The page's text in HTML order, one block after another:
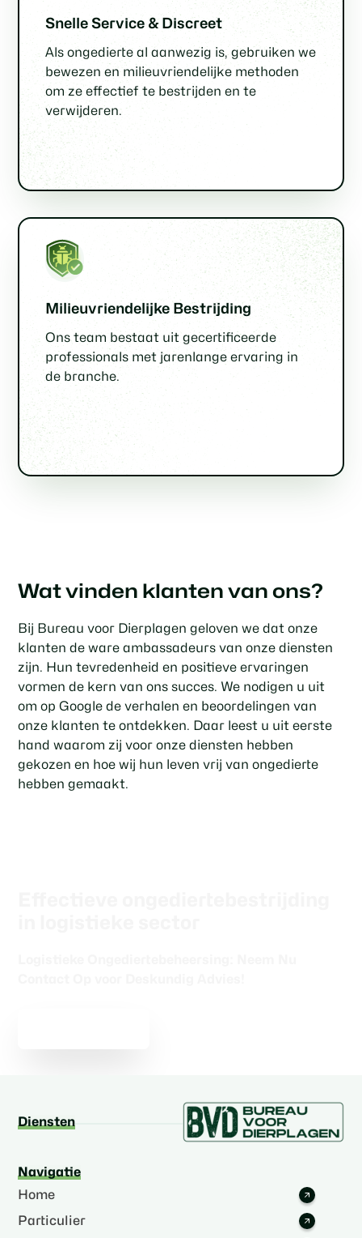
Snelle Service & Discreet
Als ongedierte al aanwezig is, gebruiken we
bewezen en milieuvriendelijke methoden
om ze effectief te bestrijden en te
verwijderen.
Milieuvriendelijke Bestrijding
Ons team bestaat uit gecertificeerde
professionals met jarenlange ervaring in
de branche.
Wat vinden klanten van ons?
Bij Bureau voor Dierplagen geloven we dat onze
klanten de ware ambassadeurs van onze diensten
zijn. Hun tevredenheid en positieve ervaringen
vormen de kern van ons succes. We nodigen u uit
om op Google de verhalen en beoordelingen van
onze klanten te ontdekken. Daar leest u uit eerste
hand waarom zij voor onze diensten hebben
gekozen en hoe wij hun leven vrij van ongedierte
hebben gemaakt.
Diensten
Navigatie
Home
Particulier